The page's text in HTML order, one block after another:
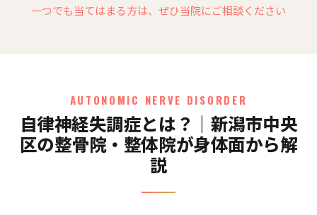
一つでも当てはまる方は、ぜひ当院にご相談ください
AUTONOMIC NERVE DISORDER
自律神経失調症とは？｜新潟市中央
区の整骨院・整体院が身体面から解
説